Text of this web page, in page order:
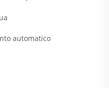
automatico